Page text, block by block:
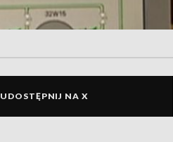
UDOSTĘPNIJ NA X